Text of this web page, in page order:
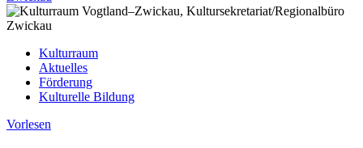
Kulturraum
Aktuelles
Förderung
Kulturelle Bildung
Vorlesen